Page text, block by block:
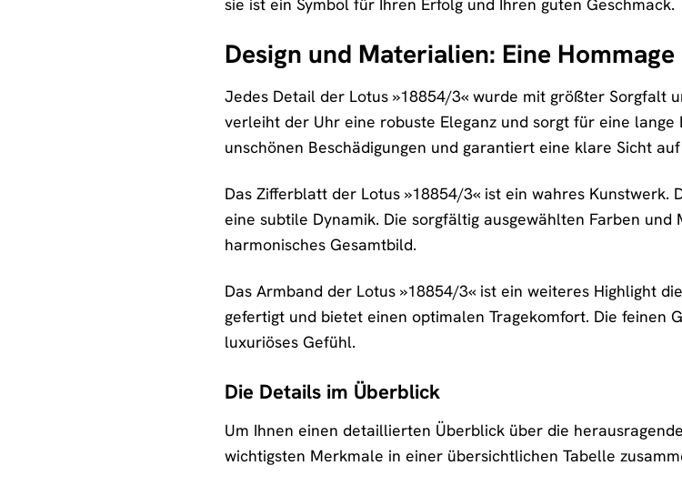
sie ist ein Symbol für Ihren Erfolg und Ihren guten Geschmack.
Design und Materialien: Eine
Jedes Detail der Lotus »18854/3« wurde mit größter Sorgfalt
verleiht der Uhr eine robuste Eleganz und sorgt für eine
unschönen Beschädigungen und garantiert eine klare Sicht
Das Zifferblatt der Lotus »18854/3« ist ein wahres
eine subtile Dynamik. Die sorgfältig ausgewählten Farben
harmonisches Gesamtbild.
Das Armband der Lotus »18854/3« ist ein weiteres Highlight
gefertigt und bietet einen optimalen Tragekomfort. Die feinen
luxuriöses Gefühl.
Die Details im Überblick
Um Ihnen einen detaillierten Überblick über die
wichtigsten Merkmale in einer übersichtlichen Tabelle